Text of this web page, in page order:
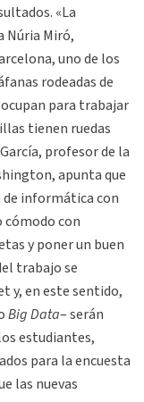
«La
Núria Miró,
uno de los
rodeadas de
para trabajar
tienen ruedas
profesor de la
apunta que
de informática con
cómodo con
y poner un buen
trabajo se
y, en este sentido,
Big Data– serán
estudiantes,
para la encuesta
las nuevas